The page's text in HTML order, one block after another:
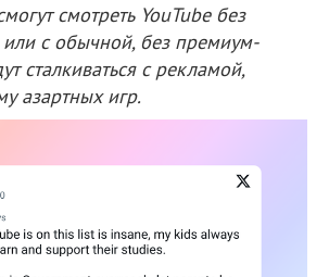
смотреть YouTube без
или с обычной, без премиум-
сталкиваться с рекламой,
азартных игр.